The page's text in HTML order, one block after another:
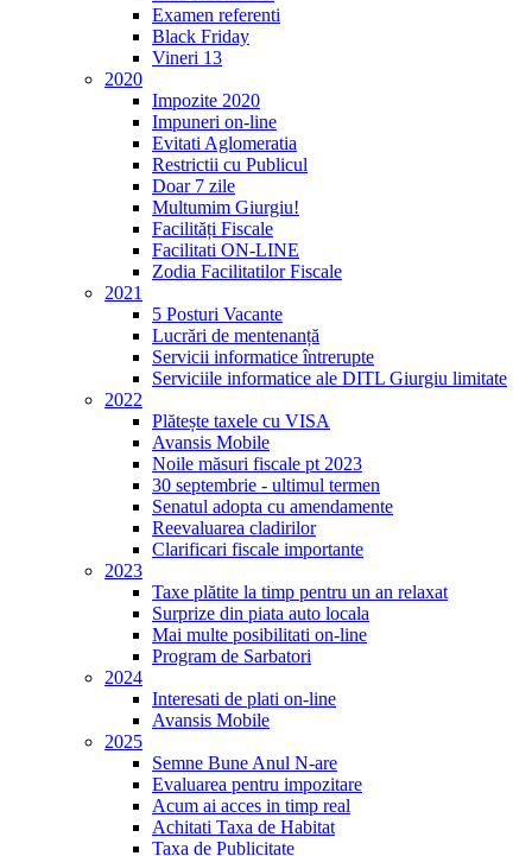
Examen referenti
Black Friday
Vineri 13
2020
Impozite 2020
Impuneri on-line
Evitati Aglomeratia
Restrictii cu Publicul
Doar 7 zile
Multumim Giurgiu!
Facilități Fiscale
Facilitati ON-LINE
Zodia Facilitatilor Fiscale
2021
5 Posturi Vacante
Lucrări de mentenanță
Servicii informatice întrerupte
Serviciile informatice ale DITL Giurgiu limitate
2022
Plătește taxele cu VISA
Avansis Mobile
Noile măsuri fiscale pt 2023
30 septembrie - ultimul termen
Senatul adopta cu amendamente
Reevaluarea cladirilor
Clarificari fiscale importante
2023
Taxe plătite la timp pentru un an relaxat
Surprize din piata auto locala
Mai multe posibilitati on-line
Program de Sarbatori
2024
Interesati de plati on-line
Avansis Mobile
2025
Semne Bune Anul N-are
Evaluarea pentru impozitare
Acum ai acces in timp real
Achitati Taxa de Habitat
Taxa de Publicitate